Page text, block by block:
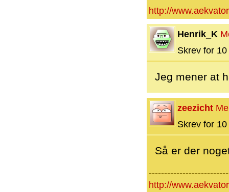
http://
Henrik_K
Skrev for
Jeg mener at
zeezicht
Skrev for
Så er der
http://